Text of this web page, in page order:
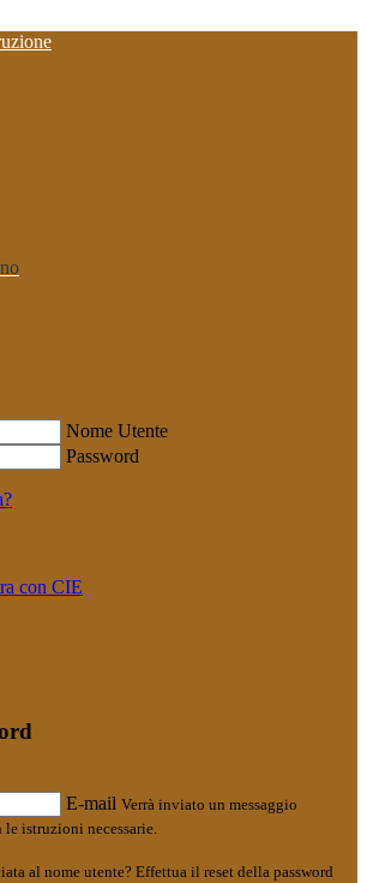
Nome Utente
Password
con CIE
E-mail Verrà inviato un messaggio
istruzioni necessarie.
al nome utente? Effettua il reset della password